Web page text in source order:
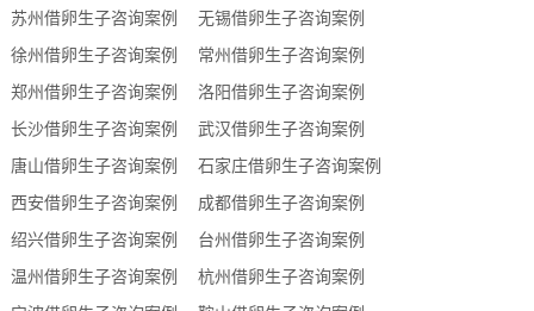
苏州借卵生子咨询案例
无锡借卵生子咨询案例
徐州借卵生子咨询案例
常州借卵生子咨询案例
郑州借卵生子咨询案例
洛阳借卵生子咨询案例
长沙借卵生子咨询案例
武汉借卵生子咨询案例
唐山借卵生子咨询案例
石家庄借卵生子咨询案例
西安借卵生子咨询案例
成都借卵生子咨询案例
绍兴借卵生子咨询案例
台州借卵生子咨询案例
温州借卵生子咨询案例
杭州借卵生子咨询案例